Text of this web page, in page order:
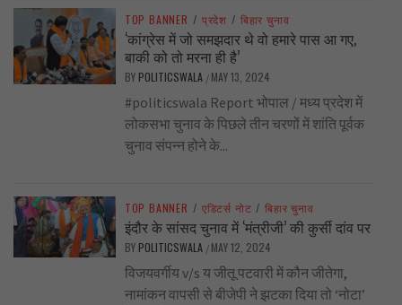
TOP BANNER / प्रदेश / बिहार चुनाव
‘कांग्रेस में जो समझदार थे वो हमारे पास आ गए,
बाकी को तो मरना ही है’
BY POLITICSWALA / MAY 13, 2024
#politicswala Report भोपाल / मध्य प्रदेश में
लोकसभा चुनाव के पिछले तीन चरणों में शांति पूर्वक
चुनाव संपन्न होने के...
TOP BANNER / एडिटर्स नोट / बिहार चुनाव
इंदौर के सांसद चुनाव में ‘मंत्रीजी’ की कुर्सी दांव पर
BY POLITICSWALA / MAY 12, 2024
विजयवर्गीय v/s य जीतू पटवारी में कौन जीतेगा,
नामांकन वापसी से बीजेपी ने झटका दिया तो ‘नोटा’